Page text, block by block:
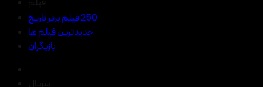
250 فیلم برتر تاریخ
جدیدترین فیلم ها
بازیگران